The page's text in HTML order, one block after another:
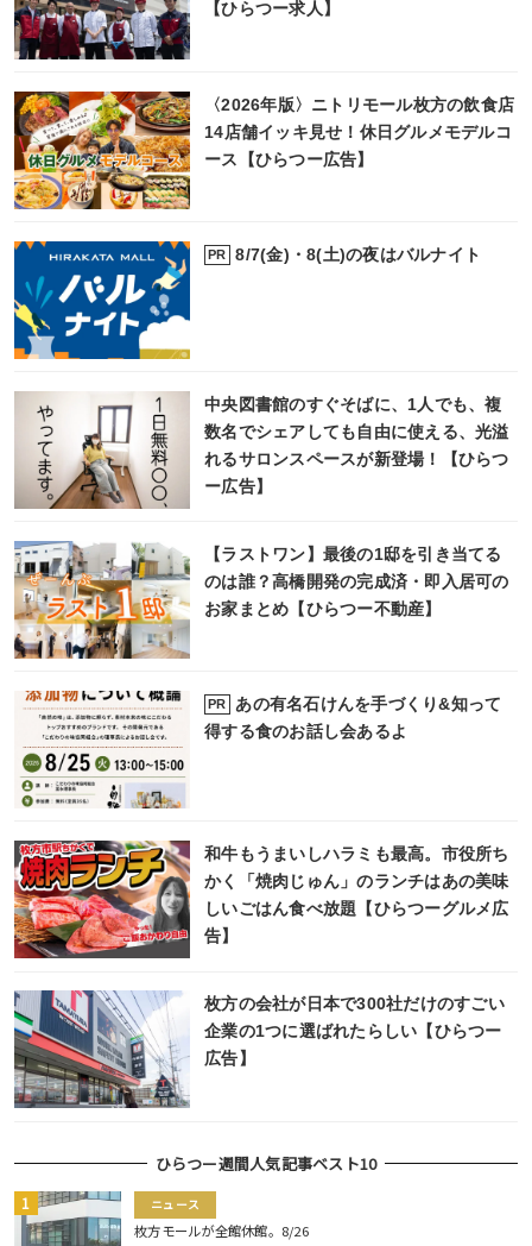
【ひらつー求人】
〈2026年版〉ニトリモール枚方の飲食店
14店舗イッキ見せ！休日グルメモデルコ
ース【ひらつー広告】
PR 8/7(金)・8(土)の夜はバルナイト
中央図書館のすぐそばに、1人でも、複
数名でシェアしても自由に使える、光溢
れるサロンスペースが新登場！【ひらつ
ー広告】
【ラストワン】最後の1邸を引き当てる
のは誰？高橋開発の完成済・即入居可の
お家まとめ【ひらつー不動産】
PR
あの有名石けんを手づくり&知って
得する食のお話し会あるよ
和牛もうまいしハラミも最高。市役所ち
かく「焼肉じゅん」のランチはあの美味
しいごはん食べ放題【ひらつーグルメ広
告】
枚方の会社が日本で300社だけのすごい
企業の1つに選ばれたらしい【ひらつー
広告】
ひらつー週間人気記事ベスト10
ニュース
枚方モールが全館休館。8/26